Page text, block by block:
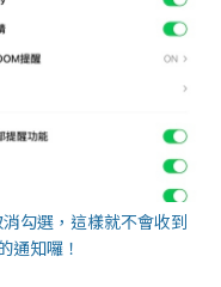
勾選，這樣就不會收到
通知囉！